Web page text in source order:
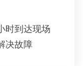
时到达现场
决故障